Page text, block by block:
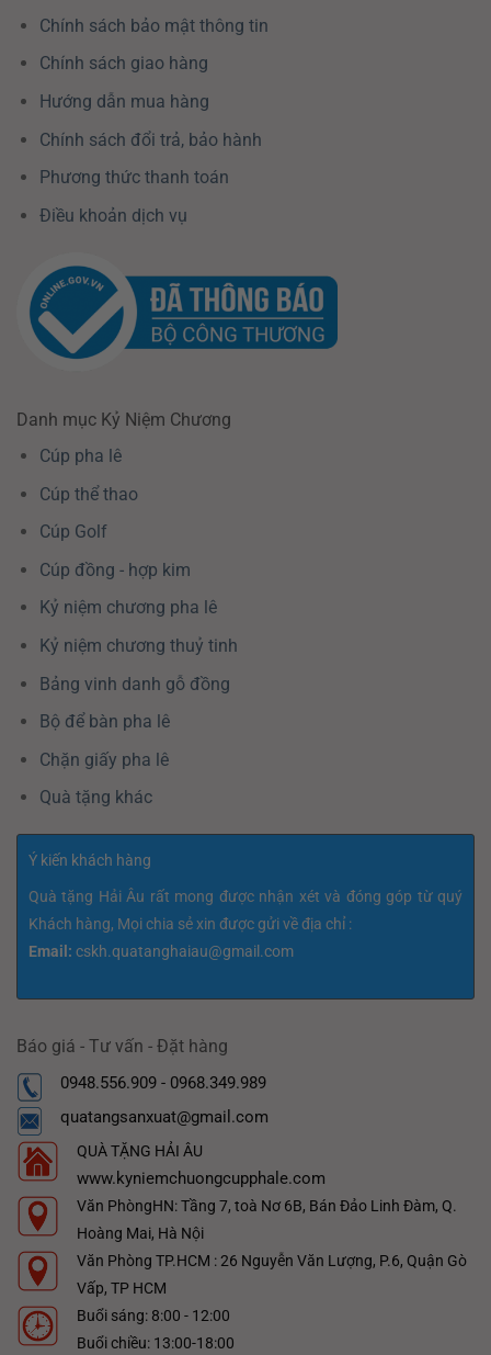
Chính sách bảo mật thông tin
Chính sách giao hàng
Hướng dẫn mua hàng
Chính sách đổi trả, bảo hành
Phương thức thanh toán
Điều khoản dịch vụ
Danh mục Kỷ Niệm Chương
Cúp pha lê
Cúp thể thao
Cúp Golf
Cúp đồng - hợp kim
Kỷ niệm chương pha lê
Kỷ niệm chương thuỷ tinh
Bảng vinh danh gỗ đồng
Bộ để bàn pha lê
Chặn giấy pha lê
Quà tặng khác
Ý kiến khách hàng
Quà tặng Hải Âu rất mong được nhận xét và đóng góp từ quý
Khách hàng, Mọi chia sẻ xin được gửi về địa chỉ :
Email: cskh.quatanghaiau@gmail.com
Báo giá - Tư vấn - Đặt hàng
0948.556.909 - 0968.349.989
quatangsanxuat@gmail.com
QUÀ TẶNG HẢI ÂU
www.kyniemchuongcupphale.com
Văn PhòngHN: Tầng 7, toà Nơ 6B, Bán Đảo Linh Đàm, Q.
Hoàng Mai, Hà Nội
Văn Phòng TP.HCM : 26 Nguyễn Văn Lượng, P.6, Quận Gò
Vấp, TP HCM
Buổi sáng: 8:00 - 12:00
Buổi chiều: 13:00-18:00